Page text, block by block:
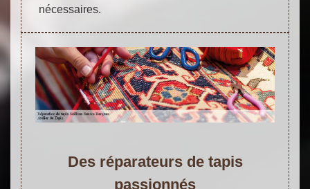
nécessaires.
Des réparateurs de tapis
passionnés